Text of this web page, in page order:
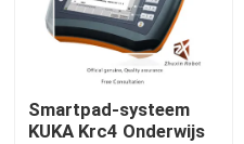
Nieuws
Gevallen
Smartpad-systeem
KUKA Krc4 Onderwijs